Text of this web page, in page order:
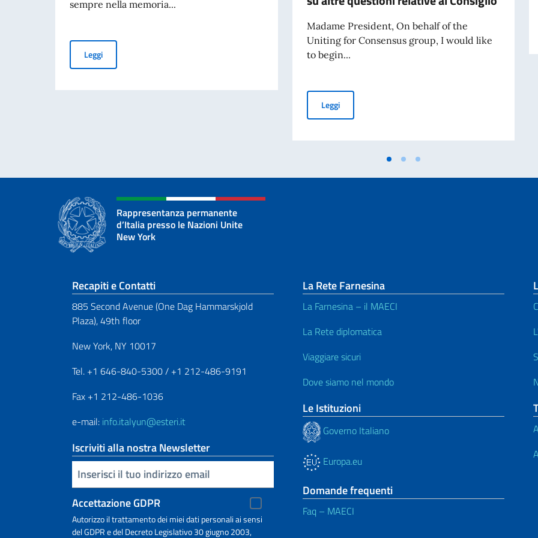
sempre nella memoria...
LeggiMessaggio del VPdC/On. Ministro Antonio Tajani in occasione della Commemorazione della tragedia di Marcinelle (70°
Madame President, On behalf of the
Uniting for Consensus group, I would like
to begin...
LeggiDichiarazione pronunciata dal Rappresentante
Rappresentanza permanente
d’Italia presso le Nazioni Unite
New York
Sezione footer
Recapiti e Contatti
885 Second Avenue (One Dag Hammarskjold
Plaza), 49th floor
New York, NY 10017
Tel. +1 646-840-5300 / +1 212-486-9191
Fax +1 212-486-1036
e-mail: info.italyun@esteri.it
Iscriviti alla nostra Newsletter
Inserisci la tua email
Accettazione GDPR
Autorizzo il trattamento dei miei dati personali ai sensi
del GDPR e del Decreto Legislativo 30 giugno 2003,
La Rete Farnesina
La Farnesina – il MAECI
La Rete diplomatica
Viaggiare sicuri
Dove siamo nel mondo
Le Istituzioni
Governo Italiano
Europa.eu
Domande frequenti
Faq – MAECI